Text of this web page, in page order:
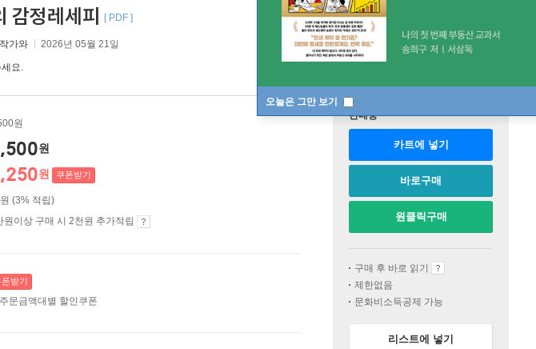
오늘은 그만 보기
감정레세피 [ PDF ]
작가와 2026년 05월 21일
요.
원
원
원 쿠폰받기
(3% 적립)
원이상 구매 시 2천원 추가적립
폰받기
주문금액대별 할인쿠폰
판매중
카트에 넣기
바로구매
원클릭구매
구매 후 바로 읽기
제한없음
문화비소득공제 가능
리스트에 넣기